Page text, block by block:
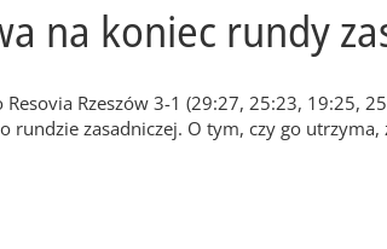
na koniec rundy
Rzeszów 3-1 (29:27, 25:23, 19:25,
zasadniczej. O tym, czy go utrzyma,